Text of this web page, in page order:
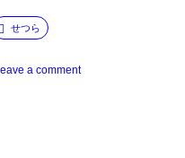
せつら
a comment